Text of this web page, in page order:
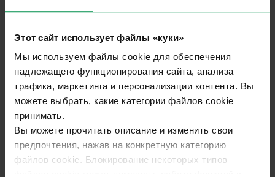
Этот сайт использует файлы «куки»
Мы используем файлы cookie для обеспечения
надлежащего функционирования сайта, анализа
трафика, маркетинга и персонализации контента. Вы
можете выбрать, какие категории файлов cookie
принимать.
Вы можете прочитать описание и изменить свои
предпочтения, нажав на конкретную категорию
файлов cookie. Блокирование некоторых типов
Новости
Деревянные
теплосберегающие
окна 92 мм
2019-02-25